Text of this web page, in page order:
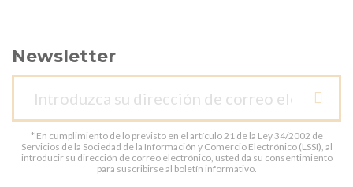
Newsletter
* En cumplimiento de lo previsto en el artículo 21 de la Ley 34/2002 de
Servicios de la Sociedad de la Información y Comercio Electrónico (LSSI), al
introducir su dirección de correo electrónico, usted da su consentimiento
para suscribirse al boletín informativo.